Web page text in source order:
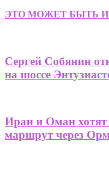
ЭТО МОЖЕТ БЫТЬ
Сергей Собянин
на шоссе
Иран и Оман хотят
маршрут через